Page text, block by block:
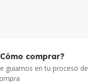
comprar?
guiamos en tu proceso de